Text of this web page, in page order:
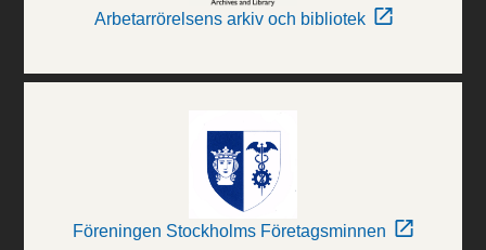
Arbetarrörelsens arkiv och bibliotek
Föreningen Stockholms Företagsminnen